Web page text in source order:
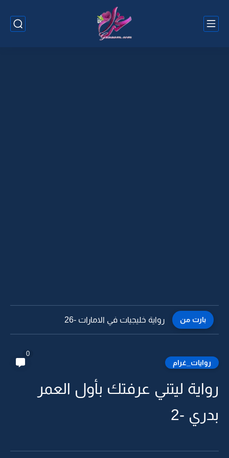
بارت من رواية خليجيات في الامارات -25
روايات_غرام
0
رواية ليتني عرفتك بأول العمر
بدري -2